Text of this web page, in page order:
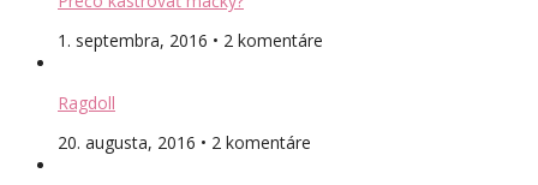
1. septembra, 2016 • 2 komentáre
Ragdoll
20. augusta, 2016 • 2 komentáre